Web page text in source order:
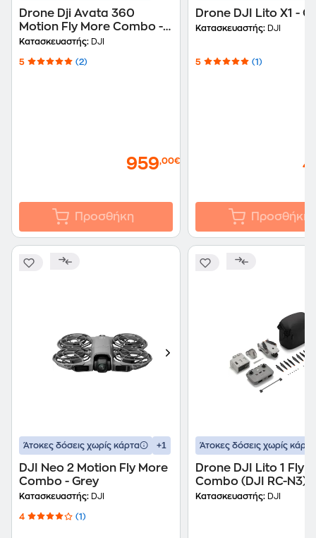
Drone Dji Avata 360
Motion Fly More Combo -
Γκρι
Κατασκευαστής: DJI
5 (2)
959,00€
Προσθήκη
Drone DJI Lito X1 -
Κατασκευαστής: DJI
5 (1)
Προσθήκη
Άτοκες δόσεις χωρίς κάρτα +1
DJI Neo 2 Motion Fly More
Combo - Grey
Κατασκευαστής: DJI
4 (1)
Άτοκες δόσεις χωρίς κάρτα
Drone DJI Lito 1 Fly
Combo (DJI RC-N3)
Κατασκευαστής: DJI